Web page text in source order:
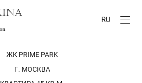
RU
ЖК PRIME PARK
Г. МОСКВА